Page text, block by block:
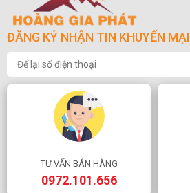
ĐĂNG KÝ NHẬN TIN KHUYẾN MẠI
TƯ VẤN BÁN HÀNG
0972.101.656